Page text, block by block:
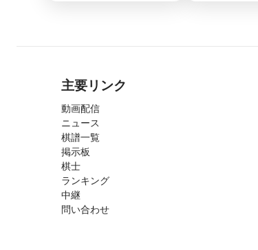
主要リンク
動画配信
ニュース
棋譜一覧
掲示板
棋士
ランキング
中継
問い合わせ